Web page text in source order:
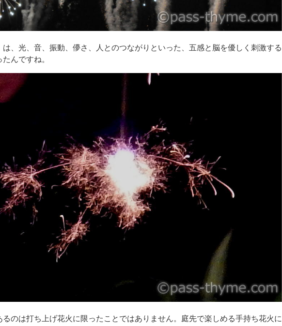
は、光、音、振動、儚さ、人とのつながりといった、五感と脳を優しく刺激する
んですね。
るのは打ち上げ花火に限ったことではありません。庭先で楽しめる手持ち花火に